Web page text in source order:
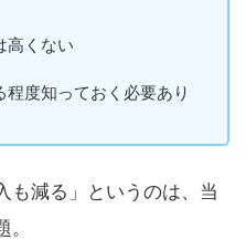
高くない
程度知っておく必要あり
も減る」というのは、当